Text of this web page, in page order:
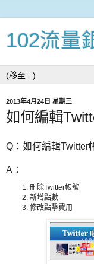
102流量
2013年4月24日 星期三
如何編輯
Q：如何編輯Twitter
A：
刪除Twitter帳號
新增點數
修改點擊費用